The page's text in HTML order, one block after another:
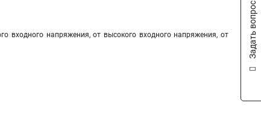
входного напряжения, от высокого входного напряжения, от
Задать вопрос